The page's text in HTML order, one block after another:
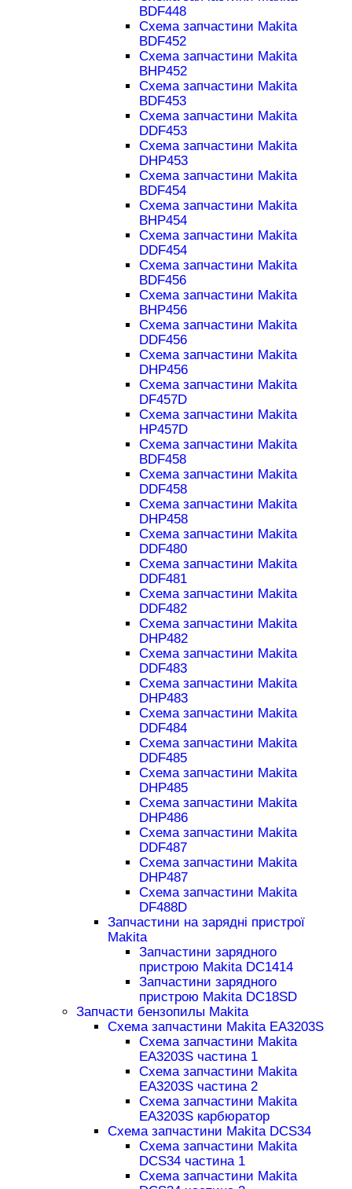
BDF448
Схема запчастини Makita
BDF452
Схема запчастини Makita
BHP452
Схема запчастини Makita
BDF453
Схема запчастини Makita
DDF453
Схема запчастини Makita
DHP453
Схема запчастини Makita
BDF454
Схема запчастини Makita
BHP454
Схема запчастини Makita
DDF454
Схема запчастини Makita
BDF456
Схема запчастини Makita
BHP456
Схема запчастини Makita
DDF456
Схема запчастини Makita
DHP456
Схема запчастини Makita
DF457D
Схема запчастини Makita
HP457D
Схема запчастини Makita
BDF458
Схема запчастини Makita
DDF458
Схема запчастини Makita
DHP458
Схема запчастини Makita
DDF480
Схема запчастини Makita
DDF481
Схема запчастини Makita
DDF482
Схема запчастини Makita
DHP482
Схема запчастини Makita
DDF483
Схема запчастини Makita
DHP483
Схема запчастини Makita
DDF484
Схема запчастини Makita
DDF485
Схема запчастини Makita
DHP485
Схема запчастини Makita
DHP486
Схема запчастини Makita
DDF487
Схема запчастини Makita
DHP487
Схема запчастини Makita
DF488D
Запчастини на зарядні пристрої
Makita
Запчастини зарядного
пристрою Makita DC1414
Запчастини зарядного
пристрою Makita DC18SD
Запчасти бензопилы Makita
Схема запчастини Makita EA3203S
Схема запчастини Makita
EA3203S частина 1
Схема запчастини Makita
EA3203S частина 2
Схема запчастини Makita
EA3203S карбюратор
Схема запчастини Makita DCS34
Схема запчастини Makita
DCS34 частина 1
Схема запчастини Makita